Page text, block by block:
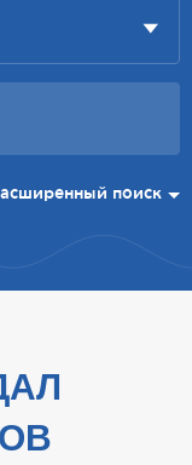
поиск